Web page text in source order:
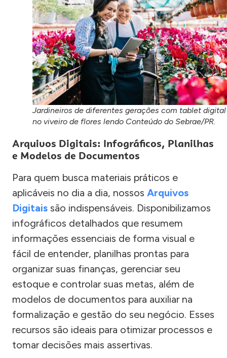
Jardineiros de diferentes gerações com tablet digital
no viveiro de flores lendo Conteúdo do Sebrae/PR.
Arquivos Digitais: Infográficos, Planilhas
e Modelos de Documentos
Para quem busca materiais práticos e
aplicáveis no dia a dia, nossos Arquivos
Digitais são indispensáveis. Disponibilizamos
infográficos detalhados que resumem
informações essenciais de forma visual e
fácil de entender, planilhas prontas para
organizar suas finanças, gerenciar seu
estoque e controlar suas metas, além de
modelos de documentos para auxiliar na
formalização e gestão do seu negócio. Esses
recursos são ideais para otimizar processos e
tomar decisões mais assertivas.